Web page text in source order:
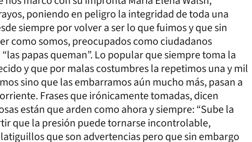
poniendo en peligro la integridad de toda una
siempre por volver a ser lo que fuimos y que sin
como somos, preocupados como ciudadanos
papas queman”. Lo popular que siempre toma la
y que por malas costumbres la repetimos una y mil
sino que las embarramos aún mucho más, pasan a
Frases que irónicamente tomadas, dicen
están que arden como ahora y siempre: “Sube la
que la presión puede tornarse incontrolable,
que son advertencias pero que sin embargo